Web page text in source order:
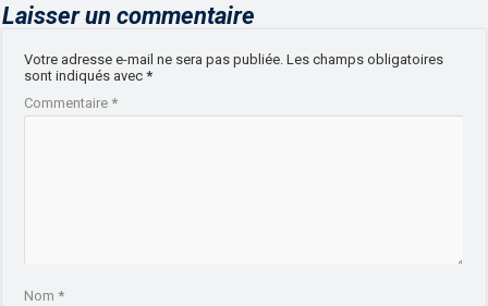
Laisser un commentaire
Votre adresse e-mail ne sera pas publiée. Les champs obligatoires
sont indiqués avec*
Commentaire*
Nom*